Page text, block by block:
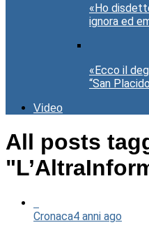
«Ho
ignora ed
«Ecco il
“San
Video
All posts
Cronaca4 anni ago